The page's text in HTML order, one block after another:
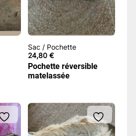
Sac / Pochette
24,80€
Pochette réversible
matelassée